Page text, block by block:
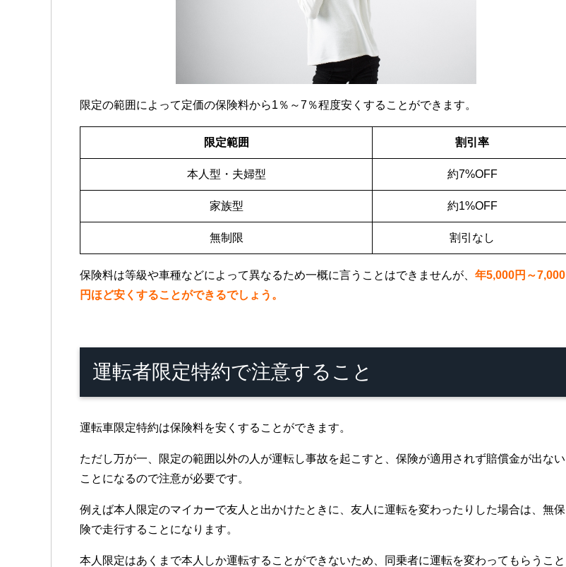
限定の範囲によって定価の保険料から1％～7％程度安くすることができます。
限定範囲 割引率
本人型・夫婦型 約7%OFF
家族型 約1%OFF
無制限 割引なし
保険料は等級や車種などによって異なるため一概に言うことはできませんが、 年5,000円～7,000
円ほど安くすることができるでしょう。
運転者限定特約で注意すること
運転車限定特約は保険料を安くすることができます。
ただし万が一、限定の範囲以外の人が運転し事故を起こすと、保険が適用されず賠償金が出ない
ことになるので注意が必要です。
例えば本人限定のマイカーで友人と出かけたときに、友人に運転を変わったりした場合は、無保
険で走行することになります。
本人限定はあくまで本人しか運転することができないため、同乗者に運転を変わってもらうこと